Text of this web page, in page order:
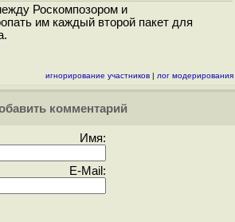
Роскомпозором и
им каждый второй пакет для
игнорирование участников | лог модерирования
комментарий
Имя:
E-Mail: